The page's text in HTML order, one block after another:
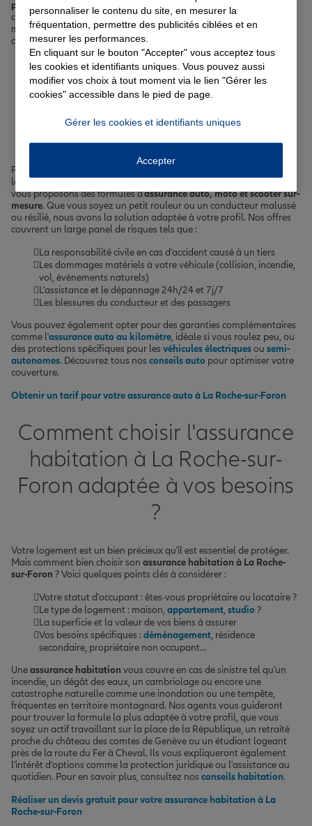
plus pertinentes
pour vous et votre famille. Ils sauront prendre en
compte les spécificités locales comme les risques liés au climat
montagnard de La Roche-sur-Foron, pour vous proposer des
contrats d'assurance sur-mesure
Votre assurance auto, moto
ou scooter à La Roche-sur-
Foron
Pour vos déplacements quotidiens sur la
lors de vos escapades dans les montagnes environnantes, nous
vous proposons des formules d'assurance auto, moto et scooter sur-
mesure. Que vous soyez un petit rouleur ou un conducteur malussé
ou résilié, nous avons la solution adaptée à votre profil. Nos offres
couvrent un large panel de risques tels que :
La responsabilité civile en cas d'accident causé à un tiers
Les dommages matériels à votre véhicule (collision, incendie,
vol, événements naturels)
L'assistance et le dépannage 24h/24 et 7j/7
Les blessures du conducteur et des passagers
Vous pouvez également opter pour des garanties complémentaires
comme l'assurance auto au kilomètre, idéale si vous roulez peu, ou
des protections spécifiques pour les véhicules électriquesou semi-
autonomes. Découvrez tous nos conseils auto pour optimiser votre
couverture.
Obtenir un tarif pour votre assurance auto à La Roche-sur-Foron
Comment choisir l'assurance
habitation à La Roche-sur-
Foron adaptée à vos besoins
?
Votre logement est un bien précieux qu'il est essentiel de protéger.
Mais comment bien choisir son assurance habitation à La Roche-
sur-Foron ? Voici quelques points clés à considérer :
Votre statut d'occupant : êtes-vous propriétaire ou locataire ?
Le type de logement : maison, appartement, studio?
La superficie et la valeur de vos biens à assurer
Vos besoins spécifiques : déménagement, résidence
secondaire, propriétaire non occupant...
Uneassurance habitation vous couvre en cas de sinistre tel qu'un
incendie, un dégât des eaux, un cambriolage ou encore une
catastrophe naturelle comme une inondation ou une tempête,
fréquentes en territoire montagnard. Nos agents vous guideront
pour trouver la formule la plus adaptée à votre profil, que vous
soyez un actif travaillant sur la place de la République, un retraité
proche du château des comtes de Genève ou un étudiant logeant
près de la route du Fer à Cheval. Ils vous expliqueront également
l'intérêt d'options comme la protection juridique ou l'assistance au
quotidien. Pour en savoir plus, consultez nos conseils habitation.
Réaliser un devis gratuit pour votre assurance habitation à La
Roche-sur-Foron
personnaliser le contenu du site, en mesurer la
fréquentation, permettre des publicités ciblées et en
mesurer les performances.
En cliquant sur le bouton "Accepter" vous acceptez tous
les cookies et identifiants uniques. Vous pouvez aussi
modifier vos choix à tout moment via le lien "Gérer les
cookies" accessible dans le pied de page.
Gérer les cookies et identifiants uniques
Accepter